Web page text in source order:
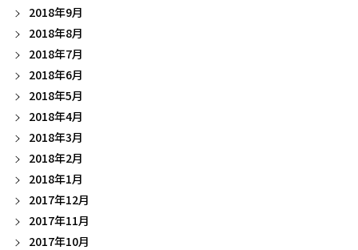
2018年9月
2018年8月
2018年7月
2018年6月
2018年5月
2018年4月
2018年3月
2018年2月
2018年1月
2017年12月
2017年11月
2017年10月